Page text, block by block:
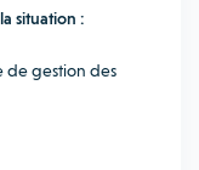
situation :
de gestion des